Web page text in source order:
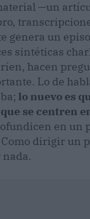
—un
genera un
sintéticas
hacen
Lo de
lo nuevo es
se centren
en un
dirigir un